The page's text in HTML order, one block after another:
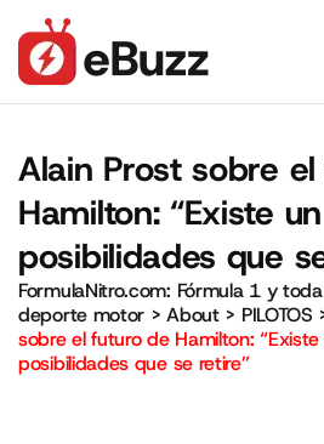
Alain Prost sobre
Hamilton: “Existe
posibilidades que
FormulaNitro.com: Fórmula 1 y
deporte motor >About> PILOTOS
sobre el futuro de Hamilton:
posibilidades que se retire”